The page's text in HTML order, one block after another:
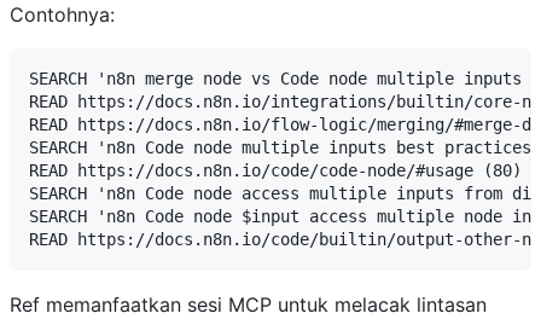
Contohnya:
SEARCH 'n8n merge node vs Code node multiple
READ https://docs.n8n.io/integrations/builtin/core-
READ https://docs.n8n.io/flow-logic/merging/#merge-
SEARCH 'n8n Code node multiple inputs best
READ https://docs.n8n.io/code/code-node/#usage (80)
SEARCH 'n8n Code node access multiple inputs from
SEARCH 'n8n Code node $input access multiple node
Ref memanfaatkan sesi MCP untuk melacak lintasan